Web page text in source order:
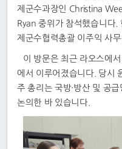
제군수과장인 Christina
Ryan 중위가 참석했습니다
제군수협력총괄 이주익 사
이 방문은 최근 라오스에
에서 이루어졌습니다. 당시
주 총리는 국방·방산 및 공
논의한 바 있습니다.